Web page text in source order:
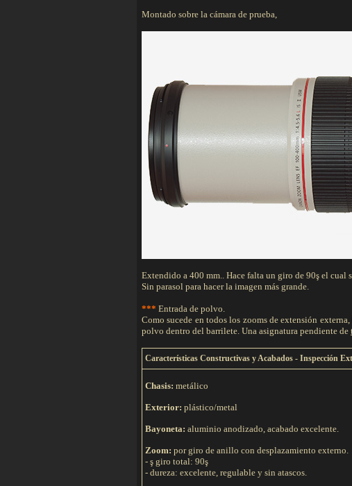
Montado sobre la cámara de prueba,
Extendido a 400 mm.. Hace falta un giro de 90ş el cual
Sin parasol para hacer la imagen más grande.
*** Entrada de polvo.
Como sucede en todos los zooms de extensión
polvo dentro del barrilete. Una asignatura pendiente de
Características Constructivas y Acabados - Inspección
Chasis: metálico
Exterior: plástico/metal
Bayoneta: aluminio anodizado, acabado excelente.
Zoom: por giro de anillo con desplazamiento externo.
- ş giro total: 90ş
- dureza: excelente, regulable y sin atascos.